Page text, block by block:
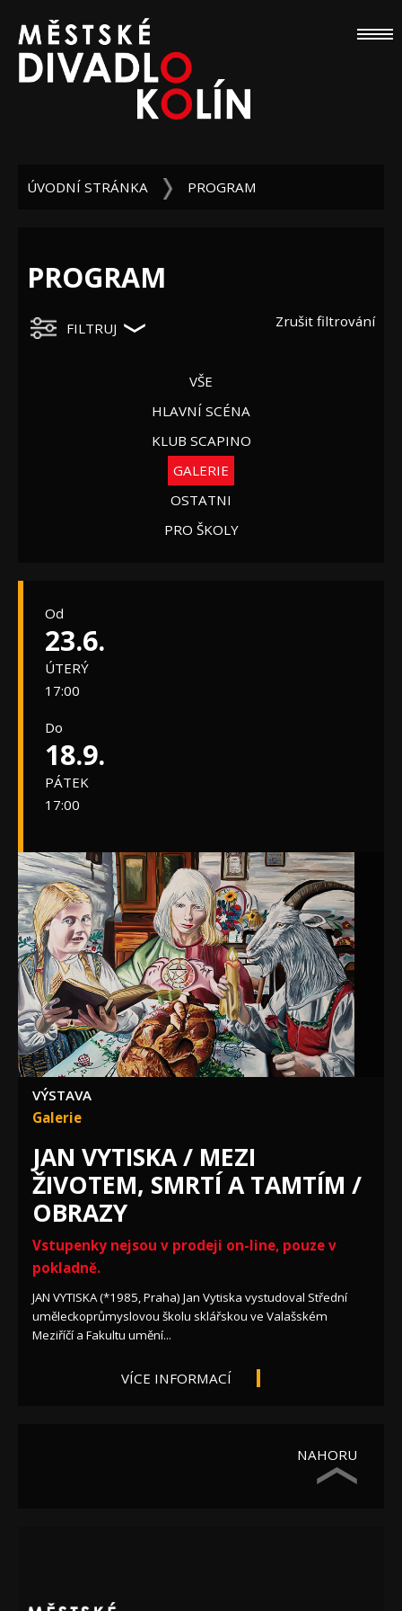
ÚVODNÍ STRÁNKA PROGRAM
PROGRAM
FILTRUJ Zrušit filtrování
VŠE
HLAVNÍ SCÉNA
KLUB SCAPINO
GALERIE
OSTATNI
PRO ŠKOLY
Od
23.6.
ÚTERÝ
17:00
Do
18.9.
PÁTEK
17:00
VÝSTAVA
Galerie
JAN VYTISKA / MEZI
ŽIVOTEM, SMRTÍ A TAMTÍM /
OBRAZY
Vstupenky nejsou v prodeji on-line, pouze v
pokladně.
JAN VYTISKA (*1985, Praha) Jan Vytiska vystudoval Střední
uměleckoprůmyslovou školu sklářskou ve Valašském
Meziříčí a Fakultu umění...
VÍCE INFORMACÍ
NAHORU